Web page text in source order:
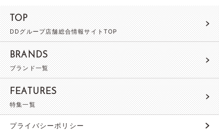
TOP
DDグループ店舗総合情報サイトTOP
BRANDS
ブランド一覧
FEATURES
特集一覧
プライバシーポリシー